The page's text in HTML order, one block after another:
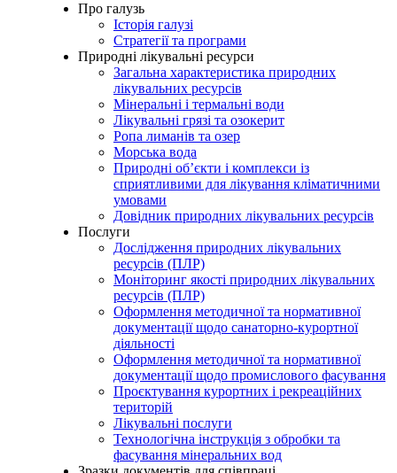
Про галузь
Історія галузі
Стратегії та програми
Природні лікувальні ресурси
Загальна характеристика природних
лікувальних ресурсів
Мінеральні і термальні води
Лікувальні грязі та озокерит
Ропа лиманів та озер
Морська вода
Природні об’єкти і комплекси із
сприятливими для лікування кліматичними
умовами
Довідник природних лікувальних ресурсів
Послуги
Дослідження природних лікувальних
ресурсів (ПЛР)
Моніторинг якості природних лікувальних
ресурсів (ПЛР)
Оформлення методичної та нормативної
документації щодо санаторно-курортної
діяльності
Оформлення методичної та нормативної
документації щодо промислового фасування
Проєктування курортних і рекреаційних
територій
Лікувальні послуги
Технологічна інструкція з обробки та
фасування мінеральних вод